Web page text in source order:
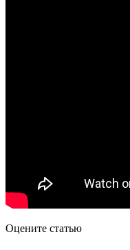
Оцените статью